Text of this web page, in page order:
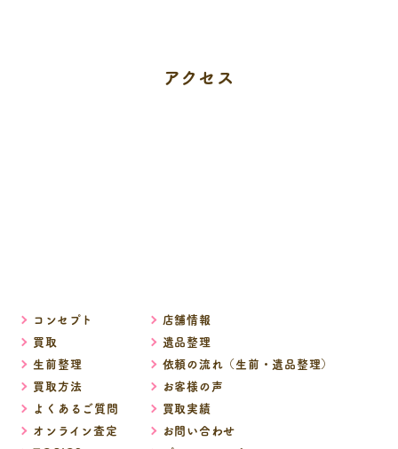
アクセス
コンセプト
店舗情報
買取
遺品整理
生前整理
依頼の流れ（生前・遺品整理）
買取方法
お客様の声
よくあるご質問
買取実績
オンライン査定
お問い合わせ